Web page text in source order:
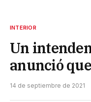
INTERIOR
Un
anunció
14 de septiembre de 2021